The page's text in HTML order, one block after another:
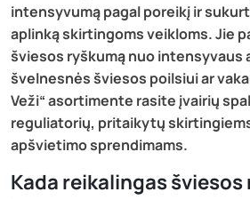
intensyvumą pagal poreikį ir
aplinką skirtingoms veikloms. Jie
šviesos ryškumą nuo intensyvaus
švelnesnės šviesos poilsiui ar
Veži“ asortimente rasite įvairių
reguliatorių, pritaikytų
apšvietimo sprendimams.
Kada reikalingas